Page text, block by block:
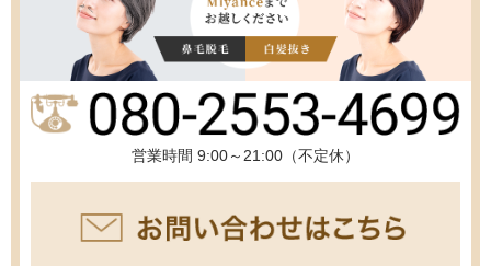
営業時間 9:00～21:00（不定休）